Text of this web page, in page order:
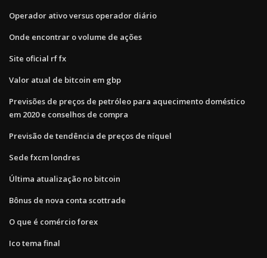
Operador ativo versus operador diário
Onde encontrar o volume de ações
Site oficial rf fx
Valor atual de bitcoin em gbp
Previsões de preços de petróleo para aquecimento doméstico
em 2020 e conselhos de compra
Previsão de tendência de preços de níquel
Sede fxcm londres
Última atualização no bitcoin
Bônus de nova conta scottrade
O que é comércio forex
Ico tema final